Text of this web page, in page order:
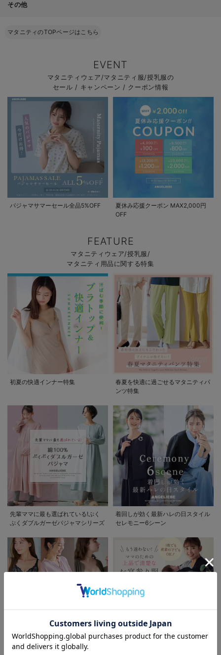
その他
マタニティのTOPページはこちら
EVENT
マタニティウェア/マタニティ服/授乳服の
セール / キャンペーン / クーポン情報
パジャマサマーセール全品5%OFF
夏休み応援クーポン MAX2,000円
OFF
FEATURE
マタニティウェア/授乳服/
マタニティ用品に関する特集
初夏の快適インナー特集
春夏を快適に過ごせるマタニティパ
ンツ特集
先輩ママに最も選ばれている!ぷく
ぷくダブルガーゼパジャマシリーズ
着回しが効く最新ハレの日スタイル
セレモニー6シーン
助産院監修シリーズ
お気に入り商品を確認する